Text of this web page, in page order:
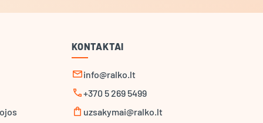
KONTAKTAI
mailinfo@ralko.lt
call+370 5 269 5499
shopping_bag uzsakymai@ralko.lt